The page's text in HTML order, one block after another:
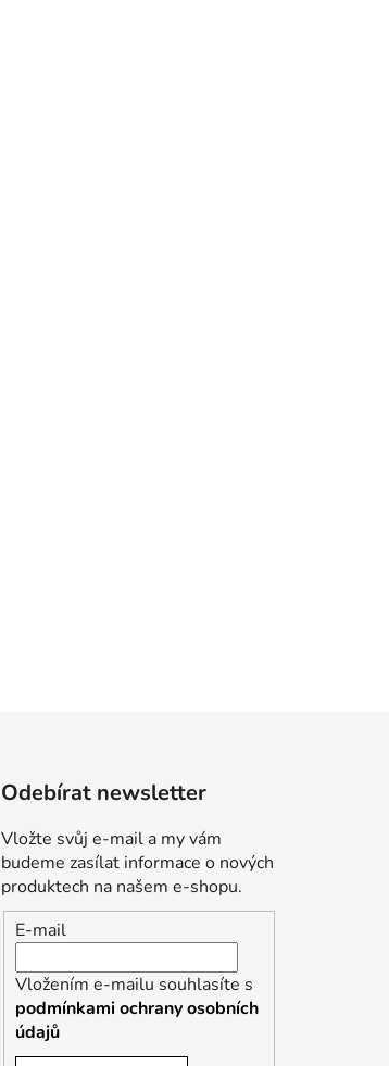
Odebírat newsletter
Vložte svůj e-mail a my vám
budeme zasílat informace o nových
produktech na našem e-shopu.
E-mail
Vložením e-mailu souhlasíte s
podmínkami ochrany osobních
údajů